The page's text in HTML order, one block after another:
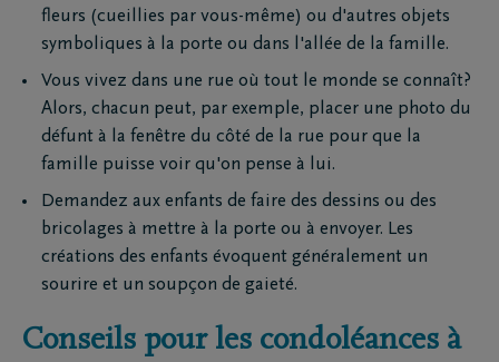
fleurs (cueillies par vous-même) ou d'autres objets
symboliques à la porte ou dans l'allée de la famille.
Vous vivez dans une rue où tout le monde se connaît?
Alors, chacun peut, par exemple, placer une photo du
défunt à la fenêtre du côté de la rue pour que la
famille puisse voir qu'on pense à lui.
Demandez aux enfants de faire des dessins ou des
bricolages à mettre à la porte ou à envoyer. Les
créations des enfants évoquent généralement un
sourire et un soupçon de gaieté.
Conseils pour les condoléances à